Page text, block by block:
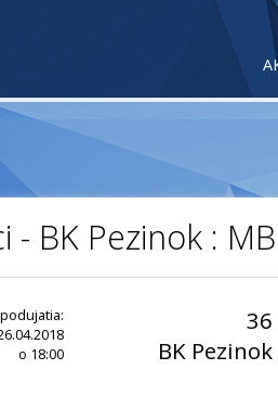
- BK Pezinok :
o 18:00
36
BK Pezinok